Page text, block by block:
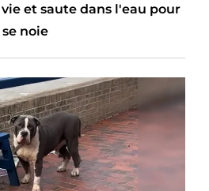
et saute dans l'eau pour
noie